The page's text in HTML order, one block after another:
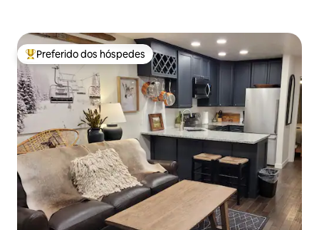
Entre os melhores preferidos dos hóspedes
Preferido dos hóspedes